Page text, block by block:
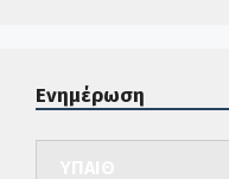
Ενημέρωση